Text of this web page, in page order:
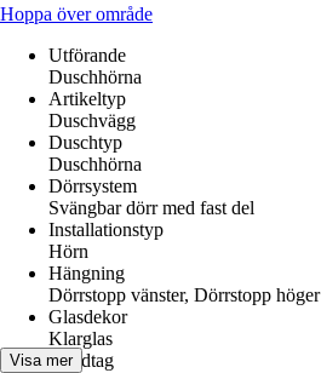
Hoppa över område
Utförande
Duschhörna
Artikeltyp
Duschvägg
Duschtyp
Duschhörna
Dörrsystem
Svängbar dörr med fast del
Installationstyp
Hörn
Hängning
Dörrstopp vänster, Dörrstopp höger
Glasdekor
Klarglas
Handtag
Visa mer